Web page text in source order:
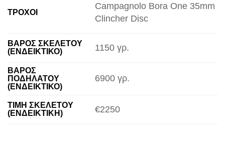
ΤΡΟΧΟΊ
Campagnolo Bora One 35mm
Clincher Disc
ΒΆΡΟΣ ΣΚΕΛΕΤΟΎ
(ΕΝΔΕΙΚΤΙΚΌ)
1150 γρ.
ΒΆΡΟΣ
ΠΟΔΗΛΆΤΟΥ
(ΕΝΔΕΙΚΤΙΚΌ)
6900 γρ.
ΤΙΜΉ ΣΚΕΛΕΤΟΎ
(ΕΝΔΕΙΚΤΙΚΉ)
€2250